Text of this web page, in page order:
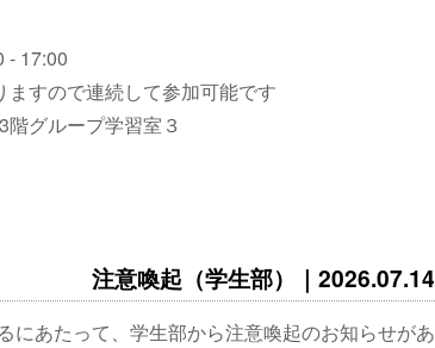
- 17:00
すので連続して参加可能です
グループ学習室３
注意喚起（学生部）｜2026.07.14
にあたって、学生部から注意喚起のお知らせがあ